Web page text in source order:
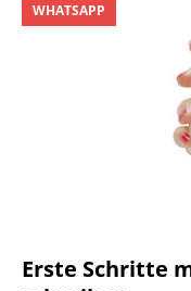
Erste Schritte
WHATSAPP